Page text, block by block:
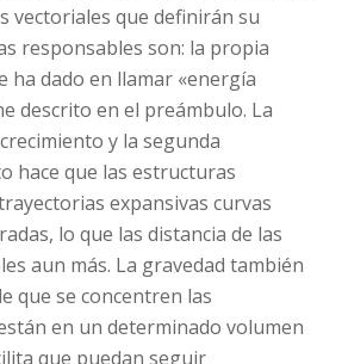
vectoriales que definirán su
responsables son: la propia
ha dado en llamar «energía
descrito en el preámbulo. La
y la segunda
hace que las estructuras
expansivas curvas
lo que las distancia de las
aun más. La gravedad también
que se concentren las
en un determinado volumen
que puedan seguir